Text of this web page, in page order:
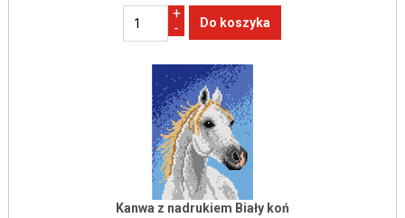
+
-
Kanwa z nadrukiem Biały koń